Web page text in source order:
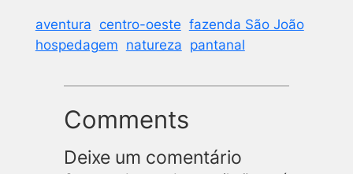
aventura centro-oeste fazenda São João
hospedagem natureza pantanal
Comments
Deixe um comentário